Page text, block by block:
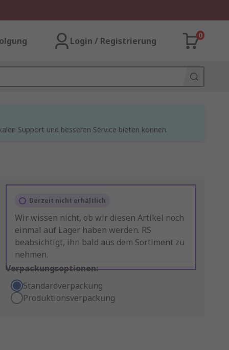
Login / Registrierung
0
Support und besseren Service bieten können.
Derzeit nicht erhältlich
Wir wissen nicht, ob wir diesen Artikel noch
einmal auf Lager haben werden. RS
beabsichtigt, ihn bald aus dem Sortiment zu
nehmen.
Verpackungsoptionen:
Standardverpackung
Produktionsverpackung